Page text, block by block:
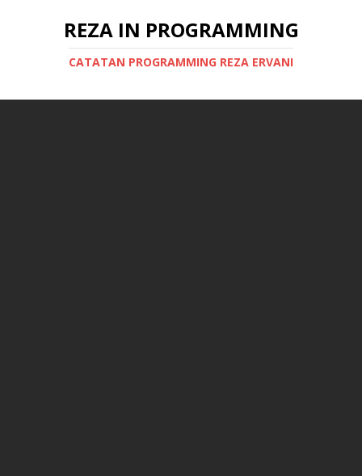
REZA IN PROGRAMMING
CATATAN PROGRAMMING REZA ERVANI